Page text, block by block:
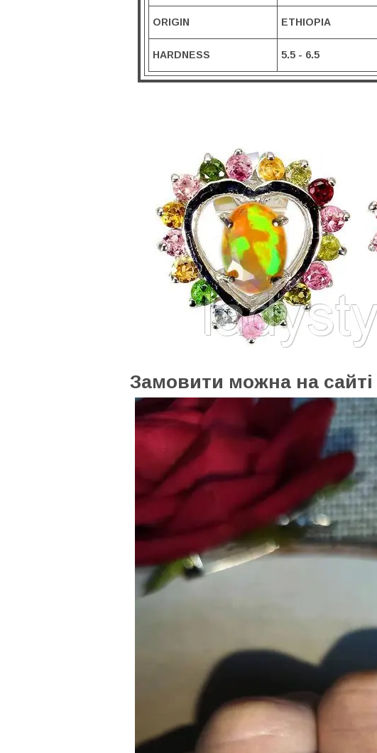
ORIGIN ETHIOPIA
HARDNESS 5.5 - 6.5
Замовити можна на сайті